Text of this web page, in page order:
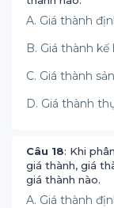
A. Giá thành
B. Giá thành kế
C. Giá thành
D. Giá thành
Câu 18: Khi
giá thành, giá
giá thành nào.
A. Giá thành